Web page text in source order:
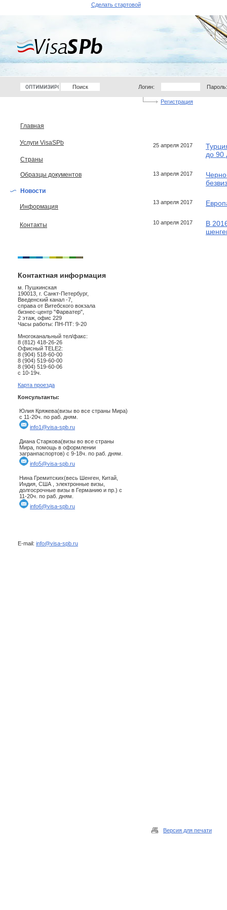
Сделать стартовой
Логин: Пароль:
Регистрация
Главная
Услуги VisaSPb
Страны
Образцы документов
Новости
Информация
Контакты
Контактная информация
м. Пушкинская
190013, г. Санкт-Петербург,
Введенский канал -7,
справа от Витебского вокзала
бизнес-центр "Фарватер",
2 этаж, офис 229
Часы работы: ПН-ПТ: 9-20
Многоканальный тел/факс:
8 (812) 418-26-26
Офисный TELE2:
8 (904) 518-60-00
8 (904) 519-60-00
8 (904) 519-60-06
с 10-19ч.
Карта проезда
Консультанты:
Юлия Кряжева(визы во все страны Мира)
с 11-20ч. по раб. дням.
info1@visa-spb.ru
Диана Старкова(визы во все страны
Мира, помощь в оформлении
загранпаспортов) с 9-18ч. по раб. дням.
info5@visa-spb.ru
Нина Гремитских(весь Шенген, Китай,
Индия, США , электронные визы,
долгосрочные визы в Германию и пр.) с
11-20ч. по раб. дням.
info6@visa-spb.ru
E-mail: info@visa-spb.ru
25 апреля 2017
до 90
13 апреля 2017
13 апреля 2017
10 апреля 2017
В
Версия для печати